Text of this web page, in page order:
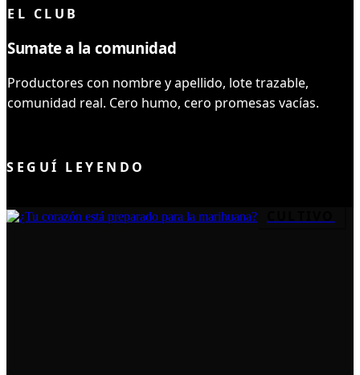
EL CLUB
Sumate a la comunidad
Productores con nombre y apellido, lote trazable,
comunidad real. Cero humo, cero promesas vacías.
SEGUÍ LEYENDO